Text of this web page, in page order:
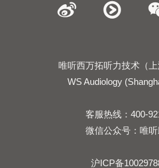
唯听西万拓听力技术（
WS Audiology
客服热线：400-
微信公众号：唯
沪ICP备